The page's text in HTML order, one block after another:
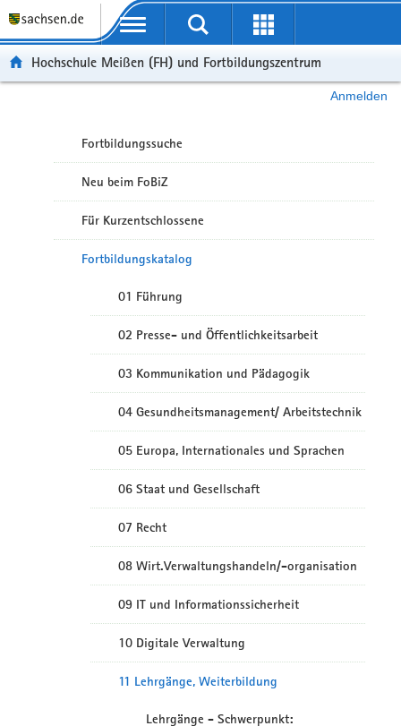
Portalübergreifende Navigation
Hochschule Meißen (FH) und Fortbildungszentrum
Anmelden
Fortbildungssuche
Neu beim FoBiZ
Für Kurzentschlossene
Fortbildungskatalog
01 Führung
02 Presse- und Öffentlichkeitsarbeit
03 Kommunikation und Pädagogik
04 Gesundheitsmanagement/ Arbeitstechnik
05 Europa, Internationales und Sprachen
06 Staat und Gesellschaft
07 Recht
08 Wirt.Verwaltungshandeln/-organisation
09 IT und Informationssicherheit
10 Digitale Verwaltung
11 Lehrgänge, Weiterbildung
Lehrgänge - Schwerpunkt: